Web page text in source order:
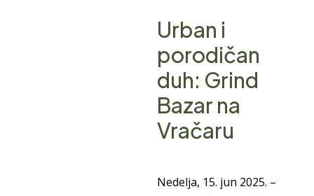
Urban i
porodičan
duh: Grind
Bazar na
Vračaru
Nedelja, 15. jun 2025. –